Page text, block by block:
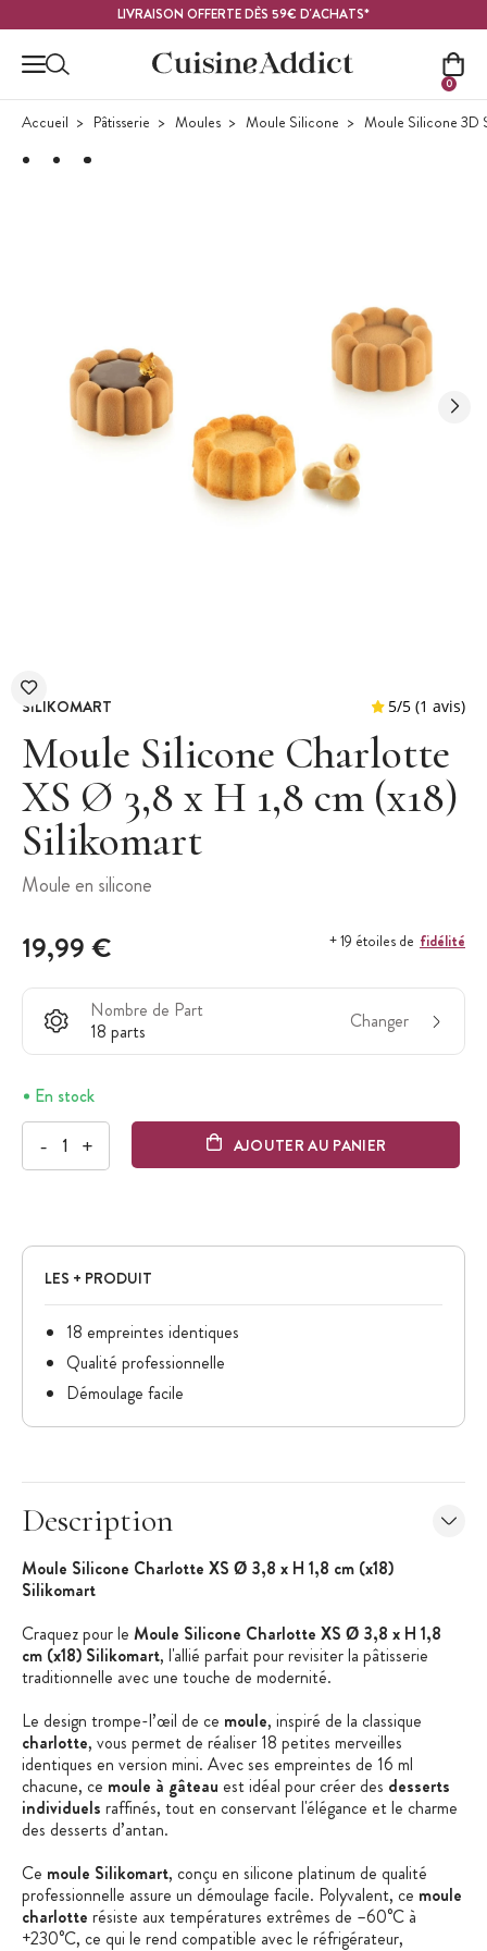
LIVRAISON OFFERTE DÈS 59€ D'ACHATS*
0
Accueil Pâtisserie Moules Moule Silicone Moule Silicone 3D
SILIKOMART
Moule Silicone Charlotte
XS Ø 3,8 x H 1,8 cm (x18)
Silikomart
Moule en silicone
19,99 € + 19 étoiles de fidélité
Nombre de Part
18 parts
Changer
En stock
- + AJOUTER AU PANIER
LES + PRODUIT
18 empreintes identiques
Qualité professionnelle
Démoulage facile
Description
Moule Silicone Charlotte XS Ø 3,8 x H 1,8 cm (x18)
Silikomart
Craquez pour le Moule Silicone Charlotte XS Ø 3,8 x H 1,8
cm (x18) Silikomart, l'allié parfait pour revisiter la pâtisserie
traditionnelle avec une touche de modernité.
Le design trompe-l’œil de ce moule, inspiré de la classique
charlotte, vous permet de réaliser 18 petites merveilles
identiques en version mini. Avec ses empreintes de 16 ml
chacune, ce moule à gâteau est idéal pour créer des desserts
individuels raffinés, tout en conservant l'élégance et le charme
des desserts d’antan.
Ce moule Silikomart, conçu en silicone platinum de qualité
professionnelle assure un démoulage facile. Polyvalent, ce moule
charlotte résiste aux températures extrêmes de –60°C à
+230°C, ce qui le rend compatible avec le réfrigérateur,